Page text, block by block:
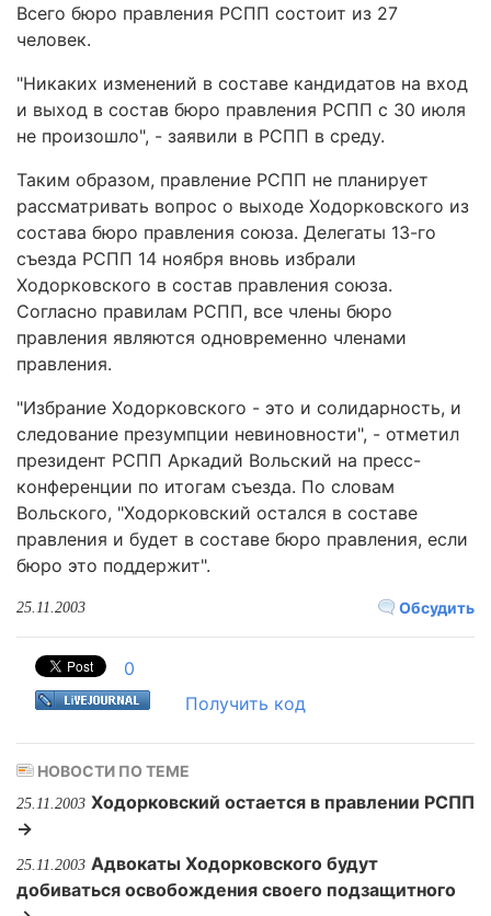
Всего бюро правления РСПП состоит из 27
человек.
"Никаких изменений в составе кандидатов на вход
и выход в состав бюро правления РСПП с 30 июля
не произошло", - заявили в РСПП в среду.
Таким образом, правление РСПП не планирует
рассматривать вопрос о выходе Ходорковского из
состава бюро правления союза. Делегаты 13-го
съезда РСПП 14 ноября вновь избрали
Ходорковского в состав правления союза.
Согласно правилам РСПП, все члены бюро
правления являются одновременно членами
правления.
"Избрание Ходорковского - это и солидарность, и
следование презумпции невиновности", - отметил
президент РСПП Аркадий Вольский на пресс-
конференции по итогам съезда. По словам
Вольского, "Ходорковский остался в составе
правления и будет в составе бюро правления, если
бюро это поддержит".
Обсудить
25.11.2003
0
Получить код
НОВОСТИ ПО ТЕМЕ
25.11.2003 Ходорковский остается в правлении РСПП
→
25.11.2003 Адвокаты Ходорковского будут
добиваться освобождения своего подзащитного